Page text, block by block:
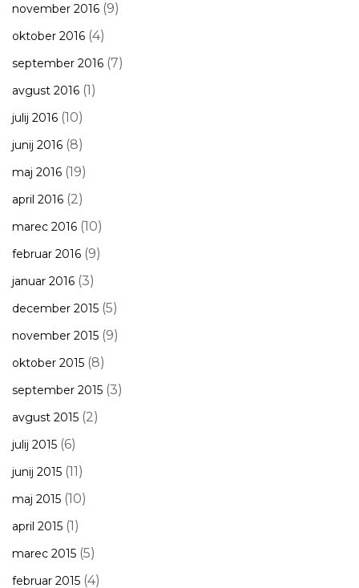
november 2016 (9)
oktober 2016 (4)
september 2016 (7)
avgust 2016 (1)
julij 2016 (10)
junij 2016 (8)
maj 2016 (19)
april 2016 (2)
marec 2016 (10)
februar 2016 (9)
januar 2016 (3)
december 2015 (5)
november 2015 (9)
oktober 2015 (8)
september 2015 (3)
avgust 2015 (2)
julij 2015 (6)
junij 2015 (11)
maj 2015 (10)
april 2015 (1)
marec 2015 (5)
februar 2015 (4)